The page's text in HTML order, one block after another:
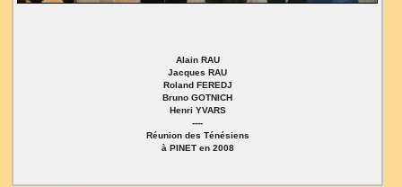
Alain RAU
Jacques RAU
Roland FEREDJ
Bruno GOTNICH
Henri YVARS
----
Réunion des Ténésiens
à PINET en 2008